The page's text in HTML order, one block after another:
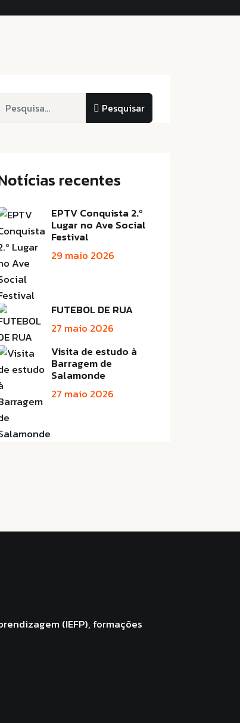
Pesquisar
recentes
EPTV Conquista 2.º
Lugar no Ave Social
Festival
29 maio 2026
FUTEBOL DE RUA
27 maio 2026
Visita de estudo à
Barragem de
Salamonde
27 maio 2026
(IEFP), formações